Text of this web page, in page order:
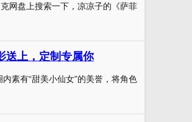
网盘上搜索一下，凉凉子的《萨菲
送上，定制专属你
素有“甜美小仙女”的美誉，将角色